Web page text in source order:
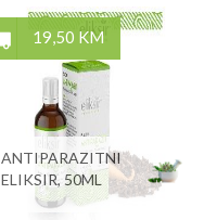
19,50 KM
ANTIPARAZITNI
ELIKSIR, 50ML